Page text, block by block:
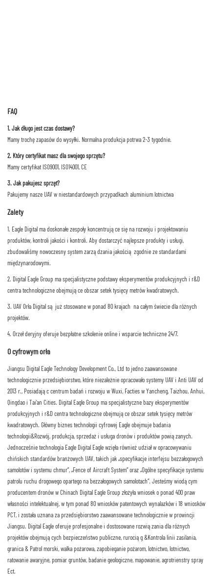
FAQ
1. Jak długo jest czas dostawy?
Mamy trochę zapasów do wysyłki. Normalna produkcja potrwa 2-3 tygodnie.
2. Który certyfikat masz dla swojego sprzętu?
Mamy certyfikat ISO9001, ISO14001, CE
3. Jak pakujesz sprzęt?
Pakujemy nasze UAV w niestandardowych przypadkach aluminium lotnictwa
Zalety
1. Eagle Digital ma doskonałe zespoły koncentrujące się na rozwoju i projektowaniu
produktów, kontroli jakości i kontroli. Aby dostarczyć najlepsze produkty i usługi,
zbudowaliśmy nowoczesny system zarządzania jakością zgodnie ze standardami
międzynarodowymi.
2. Digital Eagle Group ma specjalistyczne podstawy eksperymentów produkcyjnych i r&D
centra technologiczne obejmujące obszar setek tysięcy metrów kwadratowych.
3. UAV Orła Digital są już stosowane w ponad 80 krajach na całym świecie dla różnych
projektów.
4. Orzeł deryjny oferuje bezpłatne szkolenie online i wsparcie techniczne 24/7.
O cyfrowym orła
Jiangsu Digital Eagle Technology Development Co., Ltd to jedno zaawansowane
technologicznie przedsiębiorstwo, które niezależnie opracowało systemy UAV i Anti UAV od
2013 r., Posiadając centrum badań i rozwoju w Wuxi, Facties w Yancheng, Taizhou, Anhui,
Qingdao i Tai’an Cities. Digital Eagle Group ma specjalistyczne bazy eksperymentów
produkcyjnych i r&D centra technologiczne obejmujące obszar setek tysięcy metrów
kwadratowych. Główny biznes technologii cyfrowej Eagle obejmuje badania
technologii&Rozwój, produkcja, sprzedaż i usługa dronów i produktów powiązanych.
Jednocześnie technologia Eagle Digital Eagle wzięła również udział w opracowywaniu
chińskich standardów branżowych UAV, takich jak „specyfikacje interfejsu bezzałogowych
samolotów i systemu chmur”, „Fence of Aircraft System” oraz „Ogólne specyfikacje systemu
patrolu ruchu drogowego opartego na bezzałogowych samolotach”. Jesteśmy wiodącym
producentem dronów w Chinach Digital Eagle Group złożyła wniosek o ponad 400 praw
własności intelektualnej, w tym ponad 80 wniosków patentowych wynalazków i 18 wniosków
PCT, i została uznana za przedsiębiorstwo zaawansowane technologicznie w prowincji
Jiangsu. Digital Eagle oferuje profesjonalne i dostosowane rozwiązania dla różnych
projektów obejmujących bezpieczeństwo publiczne, rurociąg &Kontrola linii zasilania,
granica & Patrol morski, walka pożarowa, zapobieganie pożarom, lotnictwo, lotnictwo,
ratowanie awaryjne, pomiar gruntów, badanie geologiczne, mapowanie, agrotrienstry spray
Ect.